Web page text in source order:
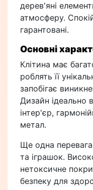
дерев'яні
атмосферу.
гарантовані.
Основні
Клітина має
роблять її
запобігає
Дизайн ідеально
інтер'єр,
метал.
Ще одна перевага
та іграшок.
нетоксичне
безпеку для